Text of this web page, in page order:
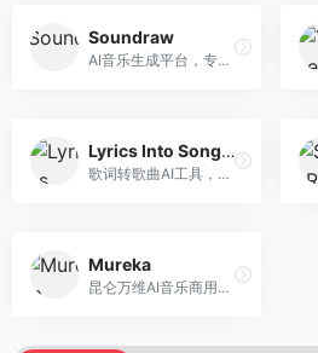
Soundraw
AI音乐生成平台，专注于免版税音乐创作。面向视频创作者和内容制作者，提供背景音乐生成、音乐定制等服务，音乐版权清晰，适合视频配乐场景。
Lyrics Into Song AI
歌词转歌曲AI工具，支持将歌词转化为完整歌曲。面向歌词创作者和音乐爱好者，提供歌词谱曲、编曲制作等服务，歌词音乐化效率高。
Mureka
昆仑万维AI音乐商用创作平台，专注于商业音乐授权。面向企业和商业用户，提供版权音乐生成、商用授权等服务，音乐版权清晰，商业应用安全。